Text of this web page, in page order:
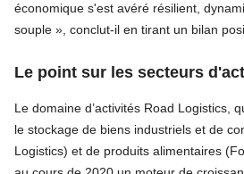
économique s'est avéré résilient,
souple », conclut-il en tirant un bilan
Le point sur les secteurs
Le domaine d’activités Road Logistics,
le stockage de biens industriels et de
Logistics) et de produits alimentaires